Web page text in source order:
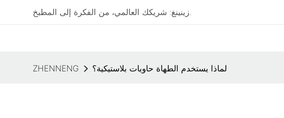
زينينغ: شريكك العالمي، من الفكرة إلى المطبخ.
ZHENNENG لماذا يستخدم الطهاة حاويات بلاستيكية؟